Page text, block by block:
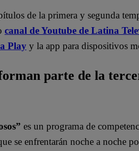
de la primera y segunda
canal de Youtube de Latina
Play y la app para dispositivos
parte de la
es un programa de
se enfrentarán noche a noche